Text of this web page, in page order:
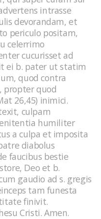
intrasse
devorandam, et
periculo positam,
celerrimo
cucurisset ad
ei b. pater ut statim
quod contra
propter quod
26,45) inimici.
culpam
humiliter
a culpa et imposita
diabolus
faucibus bestie
Deo et b.
gaudio ad s. gregis
tam funesta
finivit.
Cristi. Amen.